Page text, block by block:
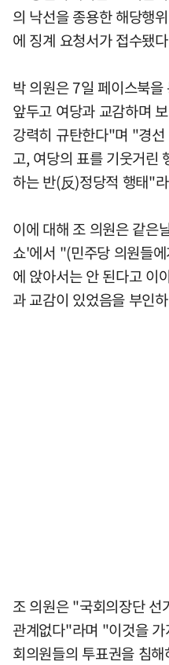
의 낙선을 종용한 해당행
에 징계 요청서가 접수됐
박 의원은 7일 페이스북
앞두고 여당과 교감하며
강력히 규탄한다"며 "경
고, 여당의 표를 기웃거린
하는 반(反)정당적 행태"
이에 대해 조 의원은 같은
쇼'에서 "(민주당 의원들
에 앉아서는 안 된다고 이
과 교감이 있었음을 부인
조 의원은 "국회의장단 선
관계없다"라며 "이것을
회의원들의 투표권을 침